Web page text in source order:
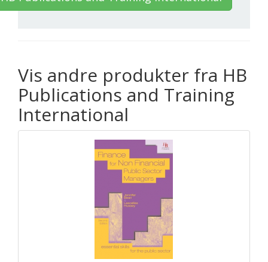
Vis andre produkter fra HB
Publications and Training
International